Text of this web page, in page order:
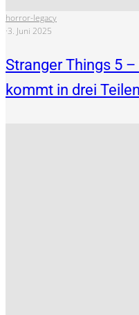
horror-legacy
·3. Juni 2025
Stranger Things 5
kommt in drei